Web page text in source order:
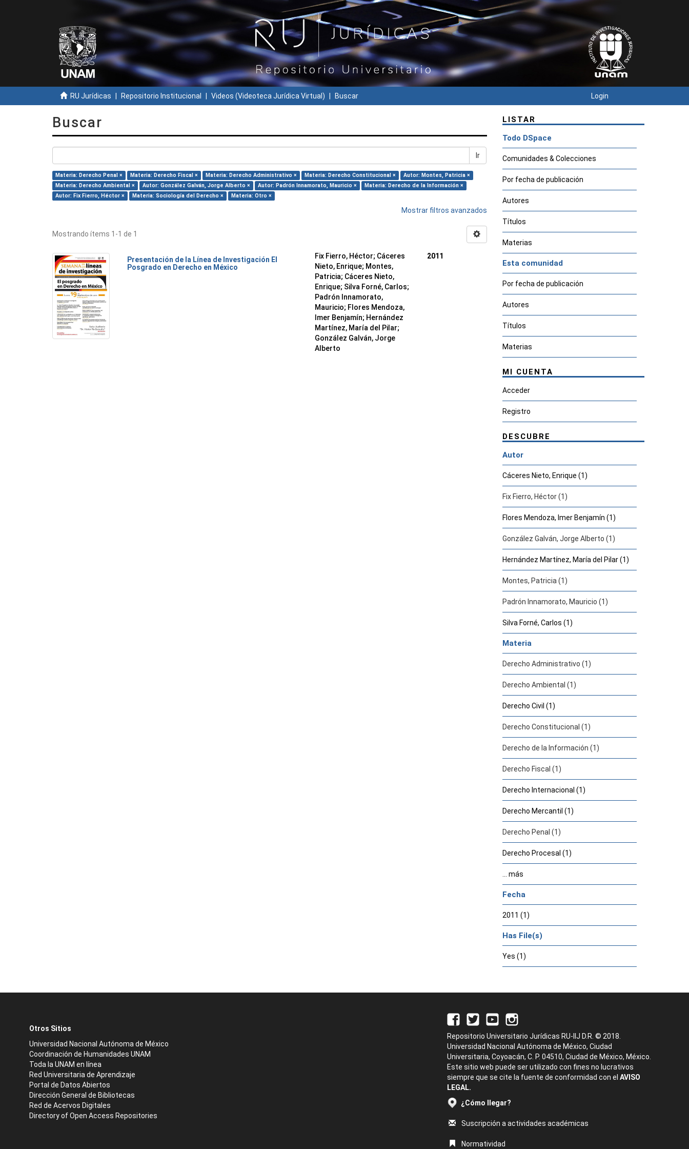
RU Jurídicas Repositorio Institucional Videos (Videoteca Jurídica Virtual) Buscar Login
Buscar
Ir
Materia: Derecho Penal × Materia: Derecho Fiscal × Materia: Derecho Administrativo × Materia: Derecho Constitucional ×
Autor: Montes, Patricia ×
Materia: Derecho Ambiental ×
Autor: González Galván, Jorge Alberto × Autor: Padrón Innamorato, Mauricio ×
Materia: Derecho de la Información ×
Autor: Fix Fierro, Héctor ×
Materia: Sociología del Derecho × Materia: Otro ×
Mostrar filtros avanzados
Mostrando ítems 1-1 de 1
Presentación de la Línea de Investigación El
Posgrado en Derecho en México
Fix Fierro, Héctor; Cáceres
Nieto, Enrique; Montes,
Patricia; Cáceres Nieto,
Enrique; Silva Forné, Carlos;
Padrón Innamorato,
Mauricio; Flores Mendoza,
Imer Benjamín; Hernández
Martínez, María del Pilar;
González Galván, Jorge
Alberto
2011
LISTAR
Todo DSpace
Comunidades & Colecciones
Por fecha de publicación
Autores
Títulos
Materias
Esta comunidad
Por fecha de publicación
Autores
Títulos
Materias
MI CUENTA
Acceder
Registro
DESCUBRE
Autor
Cáceres Nieto, Enrique (1)
Fix Fierro, Héctor (1)
Flores Mendoza, Imer Benjamín (1)
González Galván, Jorge Alberto (1)
Hernández Martínez, María del Pilar (1)
Montes, Patricia (1)
Padrón Innamorato, Mauricio (1)
Silva Forné, Carlos (1)
Materia
Derecho Administrativo (1)
Derecho Ambiental (1)
Derecho Civil (1)
Derecho Constitucional (1)
Derecho de la Información (1)
Derecho Fiscal (1)
Derecho Internacional (1)
Derecho Mercantil (1)
Derecho Penal (1)
Derecho Procesal (1)
... más
Fecha
2011 (1)
Has File(s)
Yes (1)
Otros Sitios
Universidad Nacional Autónoma de México
Coordinación de Humanidades UNAM
Toda la UNAM en línea
Red Universitaria de Aprendizaje
Portal de Datos Abiertos
Dirección General de Bibliotecas
Red de Acervos Digitales
Directory of Open Access Repositories
Repositorio Universitario Jurídicas RU-IIJ D.R. © 2018.
Universidad Nacional Autónoma de México, Ciudad
Universitaria, Coyoacán, C. P. 04510, Ciudad de México, México.
Este sitio web puede ser utilizado con fines no lucrativos
siempre que se cite la fuente de conformidad con el AVISO
LEGAL.
¿Cómo llegar?
Suscripción a actividades académicas
Normatividad